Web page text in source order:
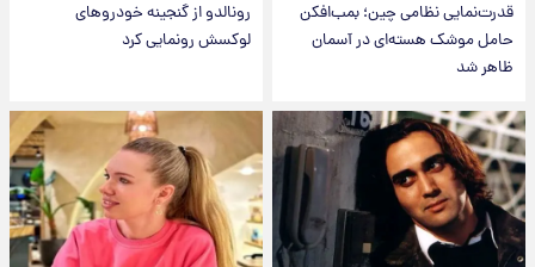
قدرت‌نمایی نظامی چین؛ بمب‌افکن
حامل موشک هسته‌ای در آسمان
ظاهر شد
رونالدو از گنجینه خودروهای
لوکسش رونمایی کرد